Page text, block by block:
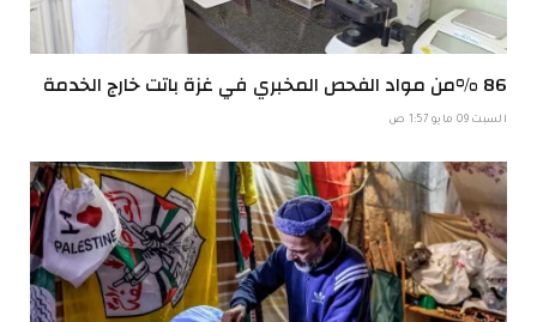
86 %من مواد الفحص المخبري في غزة باتت خارج الخدمة
السبت 09 مايو 1:57 ص